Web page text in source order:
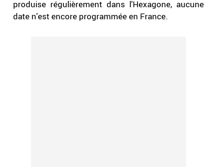
produise régulièrement dans l'Hexagone, aucune
date n'est encore programmée en France.